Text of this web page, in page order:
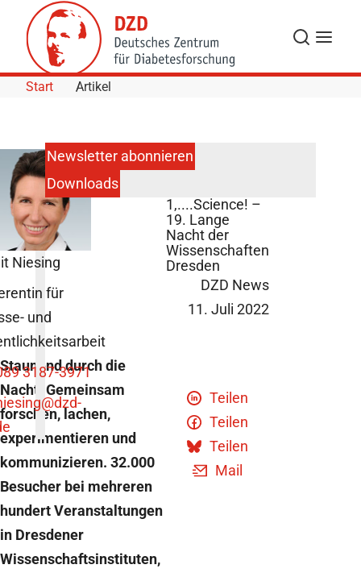
Skip to Content
Suche
Start Artikel
1,....Science! –
19. Lange
Nacht der
Wissenschaften
Dresden
DZD News
11. Juli 2022
Staunend durch die
Nacht. Gemeinsam
forschen, lachen,
experimentieren und
kommunizieren. 32.000
Besucher bei mehreren
hundert Veranstaltungen
in Dresdener
Wissenschaftsinstituten,
Teilen
Teilen
Teilen
Mail
Niesing
für
und
3187-3971
@dzd-
Newsletter abonnieren
Downloads